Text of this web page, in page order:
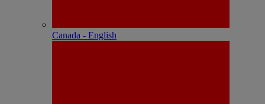
Canada - English